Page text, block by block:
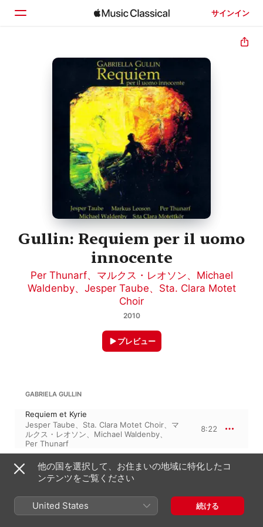
サインイン
ホーム
Gullin: Requiem per il uomo
innocente
Per Thunarf、 マルクス・レオソン、 Michael
Waldenby、 Jesper Taube、 Sta. Clara Motet
Choir
2010
プレビュー
GABRIELA GULLIN
Requiem et Kyrie
Jesper Taube
Sta. Clara Motet Choir
マ
ルクス・レオソン
Michael Waldenby
Per Thunarf
8:22
GABRIELA GULLIN: REQUIEM PER IL UOMO INNOCENTE 1:35:14
Sta. Clara Motet Choir
Waldenby 、 マルクス・レオソン
Jesper
5:53
他の国を選択して、お住まいの地域に特化したコ
ンテンツをご覧ください
United States 続ける